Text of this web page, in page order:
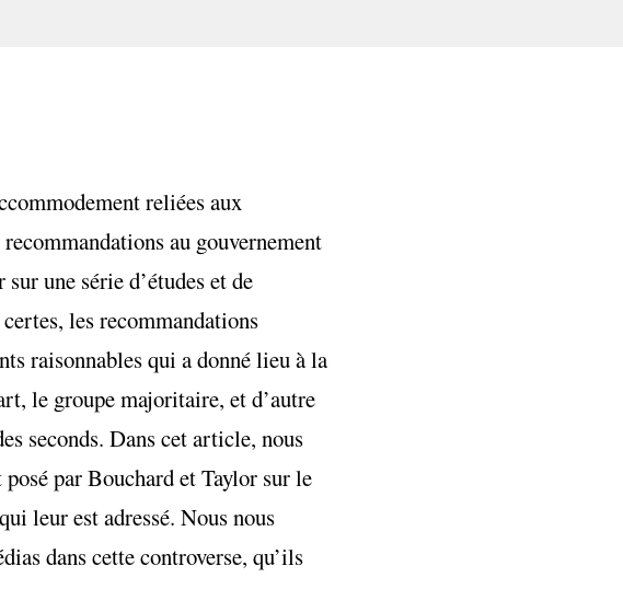
reliées aux
au gouvernement
une série d’études et de
les recommandations
raisonnables qui a donné lieu à la
le groupe majoritaire, et d’autre
seconds. Dans cet article, nous
par Bouchard et Taylor sur le
leur est adressé. Nous nous
dans cette controverse, qu’ils